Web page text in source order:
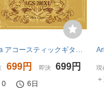
Aria アコースティックギター弦 アコギ弦 フォスファーブロンズ エクストラライトゲージ フォークギター AGS-200XL
699円 即決 699円
0 6日
現